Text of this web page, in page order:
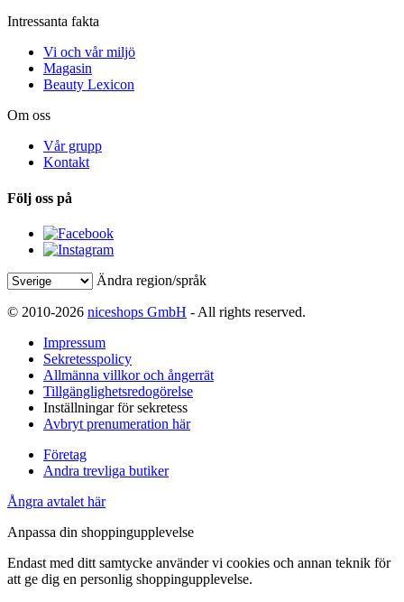
Intressanta fakta
Vi och vår miljö
Magasin
Beauty Lexicon
Om oss
Vår grupp
Kontakt
Följ oss på
Ändra region/språk
© 2010-2026 niceshops GmbH - All rights reserved.
Impressum
Sekretesspolicy
Allmänna villkor och ångerrät
Tillgänglighetsredogörelse
Inställningar för sekretess
Avbryt prenumeration här
Företag
Andra trevliga butiker
Ångra avtalet här
Anpassa din shoppingupplevelse
Endast med ditt samtycke använder vi cookies och annan teknik för
att ge dig en personlig shoppingupplevelse.